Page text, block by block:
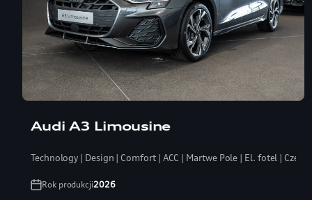
Audi A3 Limousine
Technology | Design | Comfort | ACC | Martwe Pole | El. fotel |
Rok produkcji2026